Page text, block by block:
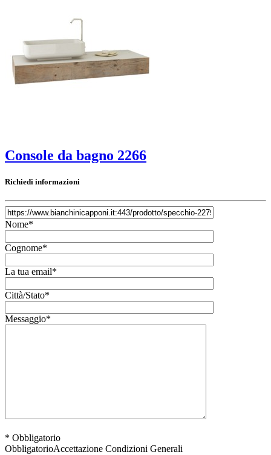
Console da bagno 2266
Richiedi informazioni
Nome*
Cognome*
La tua email*
Città/Stato*
Messaggio*
* Obbligatorio
ObbligatorioAccettazione Condizioni Generali